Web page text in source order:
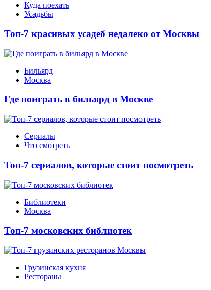
Куда поехать
Усадьбы
Топ-7 красивых усадеб недалеко от Москвы
Бильярд
Москва
Где поиграть в бильярд в Москве
Сериалы
Что смотреть
Топ-7 сериалов, которые стоит посмотреть
Библиотеки
Москва
Топ-7 московских библиотек
Грузинская кухня
Рестораны